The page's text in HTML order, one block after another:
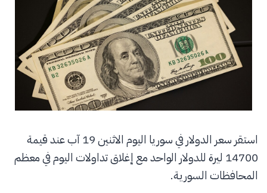
استقر سعر الدولار في سوريا اليوم الاثنين 19 آب عند قيمة
14700 ليرة للدولار الواحد مع إغلاق تداولات اليوم في معظم
المحافظات السورية.